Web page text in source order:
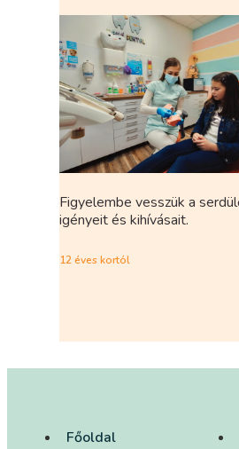
Figyelembe vesszük a
igényeit és kihívásait.
12 éves kortól
Főoldal